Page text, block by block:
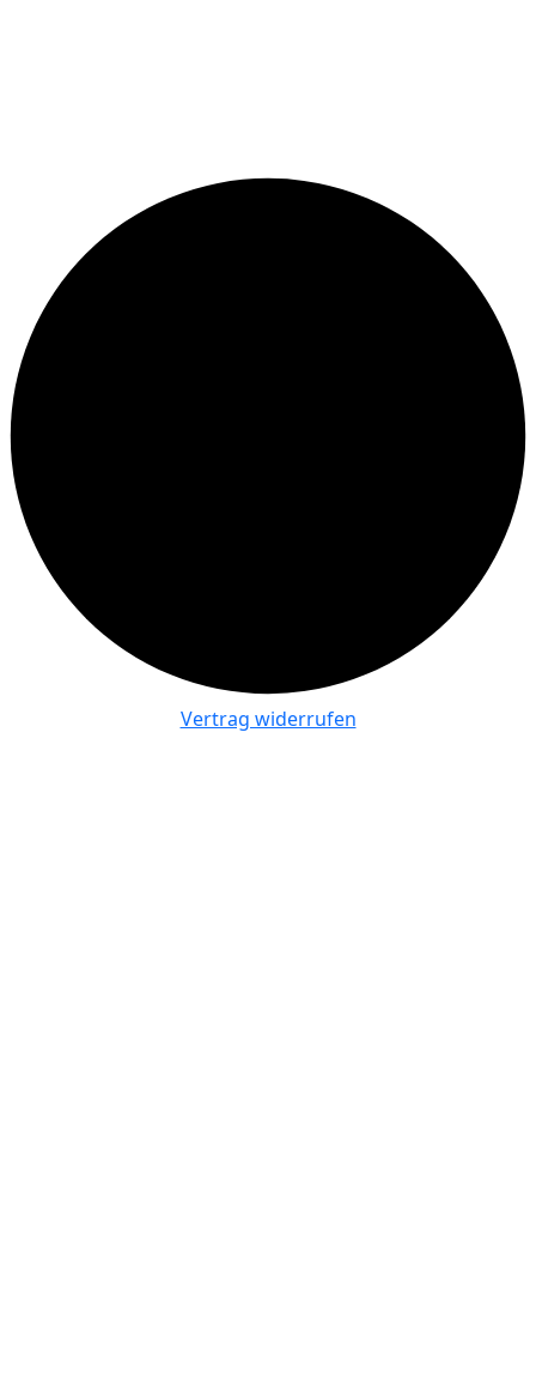
Vertrag widerrufen